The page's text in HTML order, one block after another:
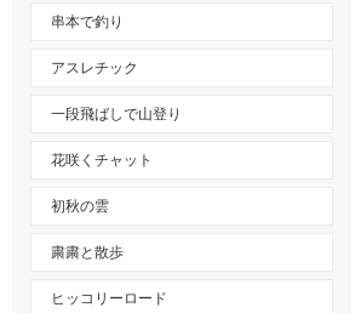
串本で釣り
アスレチック
一段飛ばしで山登り
花咲くチャット
初秋の雲
粛粛と散歩
ヒッコリーロード